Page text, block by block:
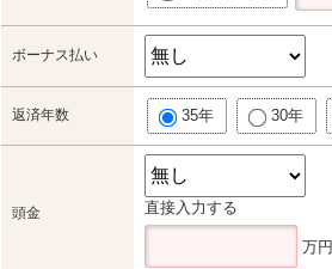
ボーナス払い
返済年数 35年 30年
頭金 直接入力する
万円